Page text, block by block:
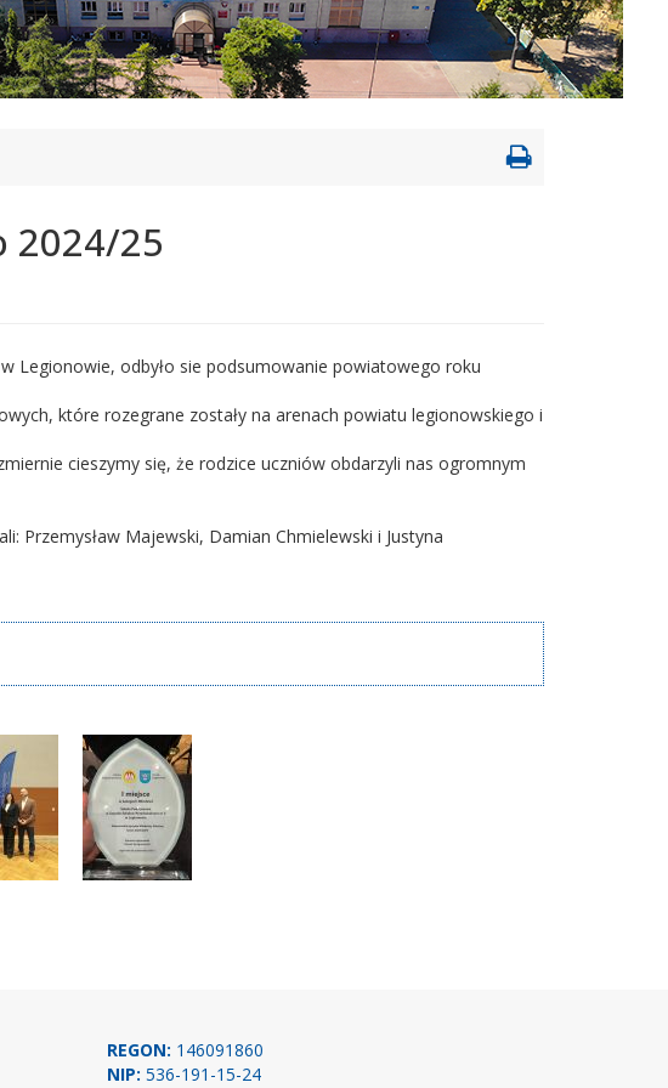
Drukowanie
2024/25
Legionowie, odbyło sie podsumowanie powiatowego roku
które rozegrane zostały na arenach powiatu legionowskiego i
cieszymy się, że rodzice uczniów obdarzyli nas ogromnym
Przemysław Majewski, Damian Chmielewski i Justyna
REGON: 146091860
NIP: 536-191-15-24